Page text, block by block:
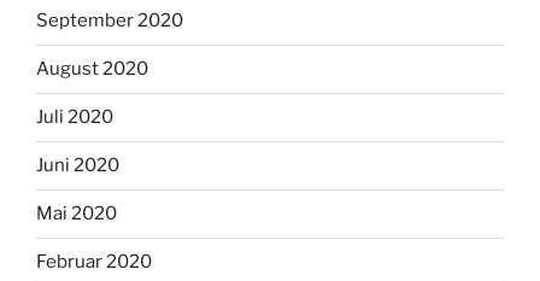
September 2020
August 2020
Juli 2020
Juni 2020
Mai 2020
Februar 2020